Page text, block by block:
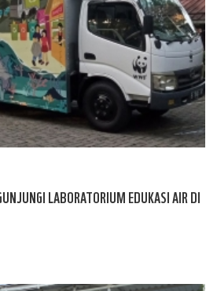
LABORATORIUM EDUKASI AIR DI